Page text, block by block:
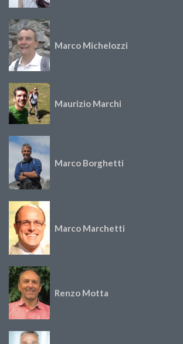
Marco Michelozzi
Maurizio Marchi
Marco Borghetti
Marco Marchetti
Renzo Motta